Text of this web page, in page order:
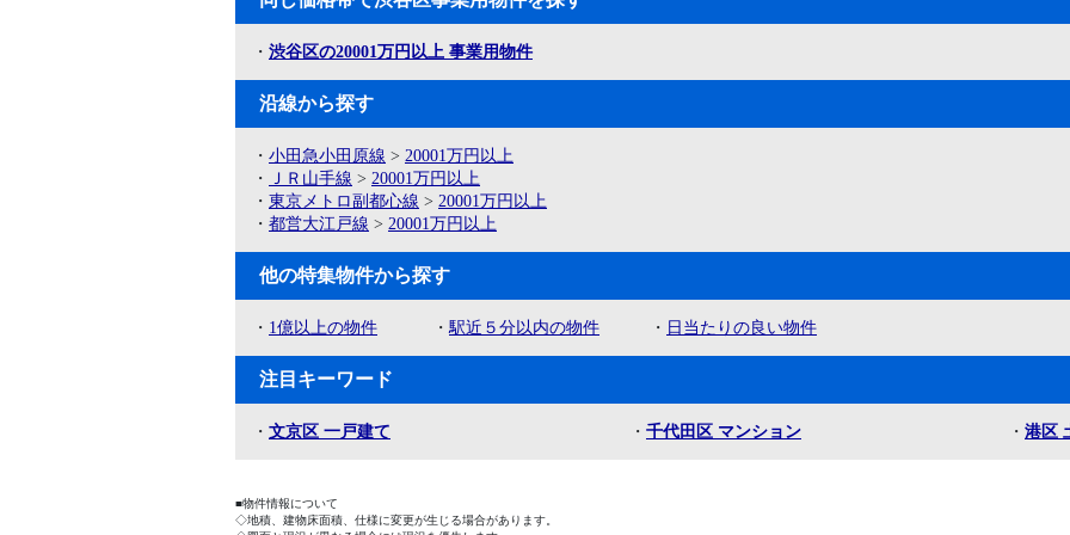
・ 渋谷区の20001万円以上 事業用物件
沿線から探す
・ 小田急小田原線 > 20001万円以上
・
ＪＲ山手線 > 20001万円以上
・ 東京メトロ副都心線 > 20001万円以上
・ 都営大江戸線 > 20001万円以上
他の特集物件から探す
・ 1億以上の物件 ・ 駅近５分以内の物件 ・ 日当たりの良い物件
注目キーワード
・ 文京区 一戸建て ・ 千代田区 マンション ・ 港区
■物件情報について
◇地積、建物床面積、仕様に変更が生じる場合があります。